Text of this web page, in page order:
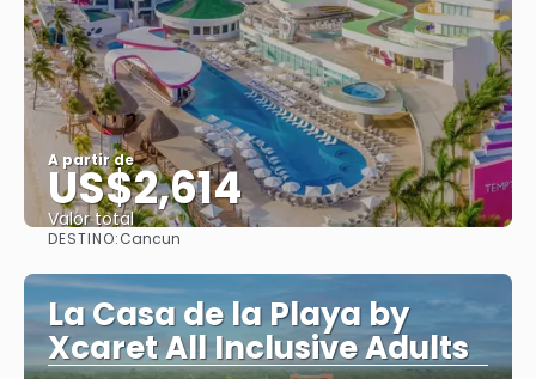
A partir de
US$2,614
Valor total
DESTINO:Cancun
La Casa de la Playa by
Xcaret All Inclusive Adults